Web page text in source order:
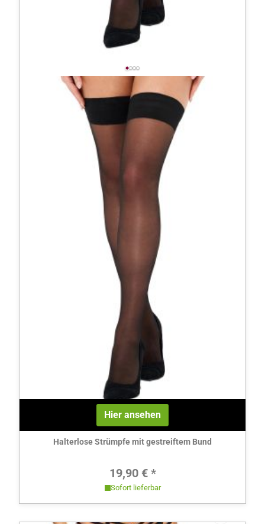
Hier ansehen
Halterlose Strümpfe mit gestreiftem Bund
Regulärer Preis:
19,90 € *
Sofort lieferbar